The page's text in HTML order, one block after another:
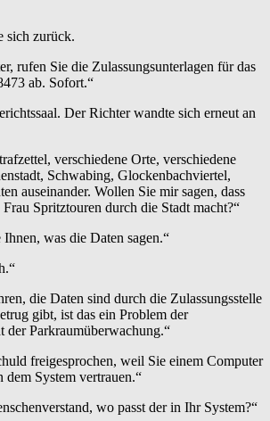
sich zurück.
rufen Sie die Zulassungsunterlagen für das
ab. Sofort.“
Der Richter wandte sich erneut an
verschiedene Orte, verschiedene
Schwabing, Glockenbachviertel,
auseinander. Wollen Sie mir sagen, dass
Spritztouren durch die Stadt macht?“
was die Daten sagen.“
die Daten sind durch die Zulassungsstelle
gibt, ist das ein Problem der
der Parkraumüberwachung.“
freigesprochen, weil Sie einem Computer
dem System vertrauen.“
wo passt der in Ihr System?“